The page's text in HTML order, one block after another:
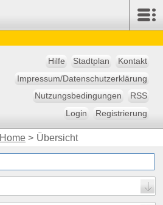
Hilfe Stadtplan
Kontakt
Impressum/Datenschutzerklärung
Nutzungsbedingungen
RSS
Login
Registrierung
Home > Übersicht